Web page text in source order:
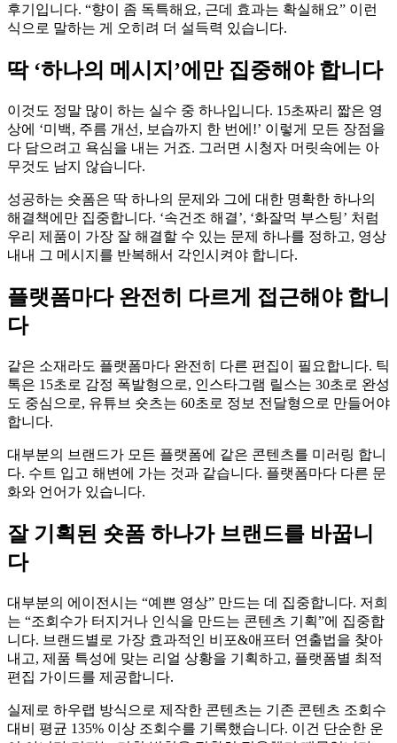
후기입니다. “향이 좀 독특해요, 근데 효과는 확실해요” 이런
식으로 말하는 게 오히려 더 설득력 있습니다.
딱 ‘하나의 메시지’에만 집중해야 합니다
이것도 정말 많이 하는 실수 중 하나입니다. 15초짜리 짧은 영
상에 ‘미백, 주름 개선, 보습까지 한 번에!’ 이렇게 모든 장점을
다 담으려고 욕심을 내는 거죠. 그러면 시청자 머릿속에는 아
무것도 남지 않습니다.
성공하는 숏폼은 딱 하나의 문제와 그에 대한 명확한 하나의
해결책에만 집중합니다. ‘속건조 해결’, ‘화잘먹 부스팅’ 처럼
우리 제품이 가장 잘 해결할 수 있는 문제 하나를 정하고, 영상
내내 그 메시지를 반복해서 각인시켜야 합니다.
플랫폼마다 완전히 다르게 접근해야 합니
다
같은 소재라도 플랫폼마다 완전히 다른 편집이 필요합니다. 틱
톡은 15초로 감정 폭발형으로, 인스타그램 릴스는 30초로 완성
도 중심으로, 유튜브 숏츠는 60초로 정보 전달형으로 만들어야
합니다.
대부분의 브랜드가 모든 플랫폼에 같은 콘텐츠를 미러링 합니
다. 수트 입고 해변에 가는 것과 같습니다. 플랫폼마다 다른 문
화와 언어가 있습니다.
잘 기획된 숏폼 하나가 브랜드를 바꿉니
다
대부분의 에이전시는 “예쁜 영상” 만드는 데 집중합니다. 저희
는 “조회수가 터지거나 인식을 만드는 콘텐츠 기획”에 집중합
니다. 브랜드별로 가장 효과적인 비포&애프터 연출법을 찾아
내고, 제품 특성에 맞는 리얼 상황을 기획하고, 플랫폼별 최적
편집 가이드를 제공합니다.
실제로 하우랩 방식으로 제작한 콘텐츠는 기존 콘텐츠 조회수
대비 평균 135% 이상 조회수를 기록했습니다. 이건 단순한 운